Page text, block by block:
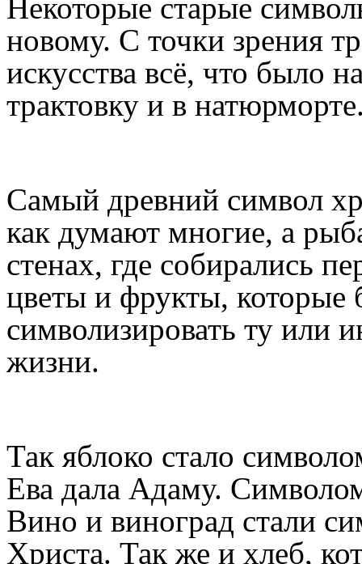
Некоторые старые
новому. С точки зрения
искусства всё, что было
трактовку и в
Самый древний символ
как думают многие, а
стенах, где собирались
цветы и фрукты, которые
символизировать ту или
жизни.
Так яблоко стало
Ева дала Адаму.
Вино и виноград стали
Христа. Так же и хлеб,